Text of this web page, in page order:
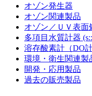
オゾン発生器
オゾン関連製品
オゾン／ＵＶ表
多項目水質計器
溶存酸素計（DO計
環境・衛生関連製
開発・応用製品
過去の販売製品